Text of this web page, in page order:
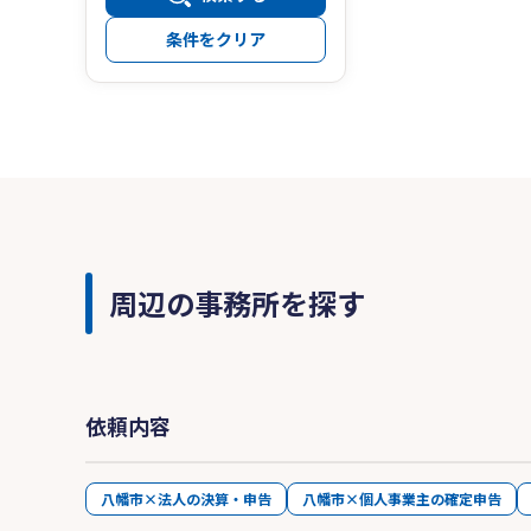
条件をクリア
周辺の事務所を探す
依頼内容
八幡市×法人の決算・申告 八幡市×個人事業主の確定申告